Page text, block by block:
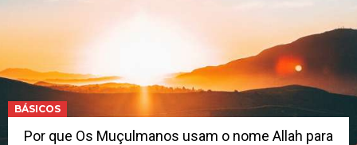
BÁSICOS
Por que Os Muçulmanos usam o nome Allah para